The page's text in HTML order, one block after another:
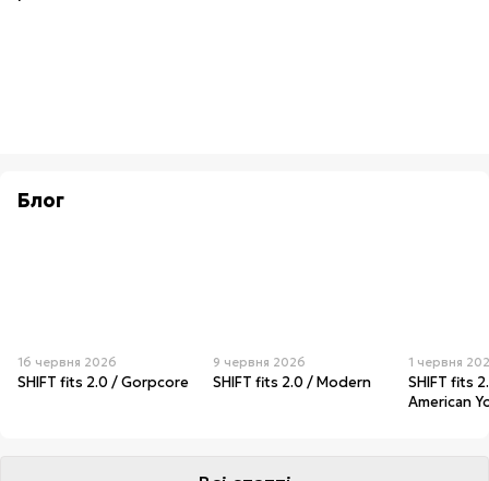
Блог
16 червня 2026
SHIFT fits 2.0 / Gorpcore
9 червня 2026
SHIFT fits 2.0 / Modern
1 червня
SHIFT fits
American